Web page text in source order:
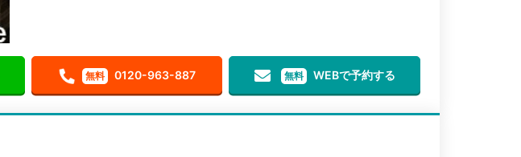
無料 0120-963-887 無料 WEBで予約する